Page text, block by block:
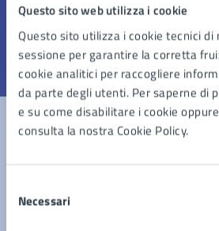
Questo sito web utilizza i cookie
Questo sito utilizza i cookie tecnici di
sessione per garantire la corretta
cookie analitici per raccogliere
da parte degli utenti. Per saperne di
e su come disabilitare i cookie
consulta la nostra Cookie Policy.
delNecessari
pagina?
Valuta 5 stelle su 5
Valuta 4 stelle su 5
Valuta 3 stelle su 5
Valuta 2 stelle su 5
Valuta 1 stelle su 5
Leggi le domande frequenti